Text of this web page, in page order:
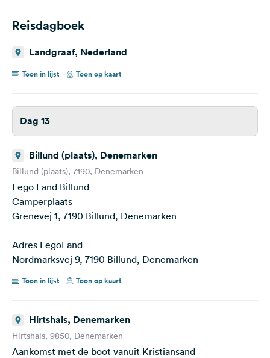
Reisdagboek
Landgraaf, Nederland
Toon in lijst Toon op kaart
Dag 13
Billund (plaats), Denemarken
Billund (plaats), 7190, Denemarken
Lego Land Billund
Camperplaats
Grenevej 1, 7190 Billund, Denemarken
Adres LegoLand
Nordmarksvej 9, 7190 Billund, Denemarken
Toon in lijst Toon op kaart
Hirtshals, Denemarken
Hirtshals, 9850, Denemarken
Aankomst met de boot vanuit Kristiansand